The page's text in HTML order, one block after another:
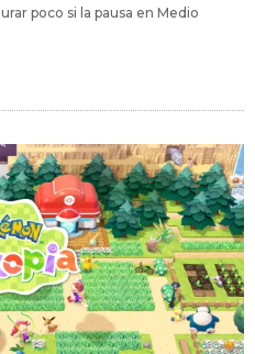
poco si la pausa en Medio